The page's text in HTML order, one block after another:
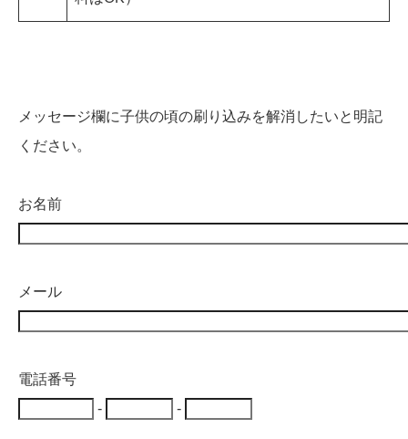
メッセージ欄に子供の頃の刷り込みを解消したいと明記
ください。
お名前
メール
電話番号
-
-